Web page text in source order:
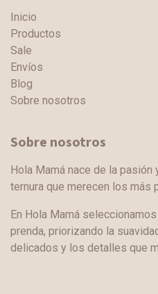
Inicio
Productos
Sale
Envíos
Blog
Sobre nosotros
Sobre nosotros
Hola Mamá nace de la
ternura que merecen los más
En Hola Mamá
prenda, priorizando la
delicados y los detalles que